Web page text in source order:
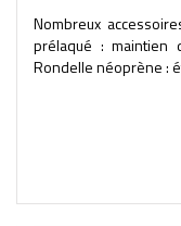
Nombreux
prélaqué : maintien
Rondelle néoprène :